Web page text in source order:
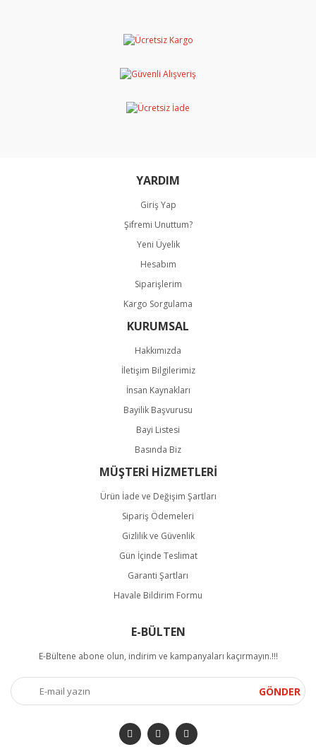
YARDIM
Giriş Yap
Şifremi Unuttum?
Yeni Üyelik
Hesabım
Siparişlerim
Kargo Sorgulama
KURUMSAL
Hakkımızda
İletişim Bilgilerimiz
İnsan Kaynakları
Bayilik Başvurusu
Bayi Listesi
Basında Biz
MÜŞTERİ HİZMETLERİ
Ürün İade ve Değişim Şartları
Sipariş Ödemeleri
Gizlilik ve Güvenlik
Gün İçinde Teslimat
Garanti Şartları
Havale Bildirim Formu
E-BÜLTEN
E-Bültene abone olun, indirim ve kampanyaları kaçırmayın.!!!
GÖNDER